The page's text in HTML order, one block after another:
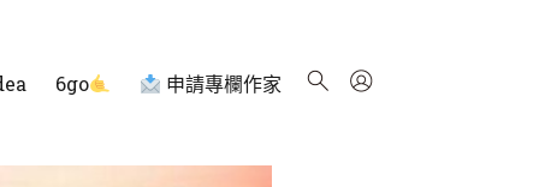
6go 申請專欄作家